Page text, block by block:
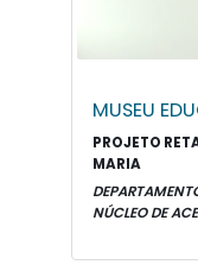
MUSEU
PROJETO
MARIA
NÚCLEO DE